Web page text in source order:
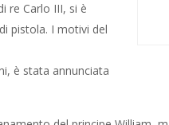
re Carlo III, si è
pistola. I motivi del
è stata annunciata